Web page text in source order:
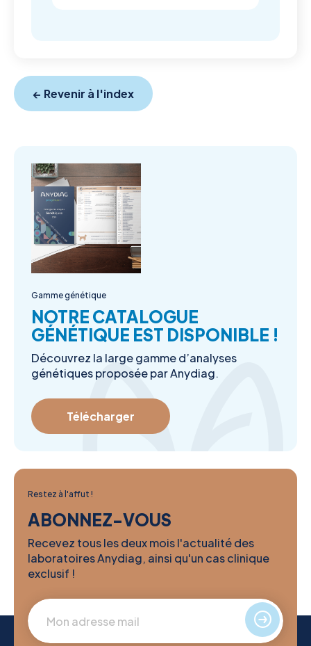
← Revenir à l'index
Gamme génétique
NOTRE CATALOGUE
GÉNÉTIQUE EST DISPONIBLE !
Découvrez la large gamme d’analyses
génétiques proposée par Anydiag.
Télécharger
Restez à l'affut !
ABONNEZ-VOUS
Recevez tous les deux mois l'actualité des
laboratoires Anydiag, ainsi qu'un cas clinique
exclusif !